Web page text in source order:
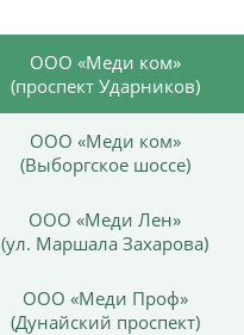
ООО «Меди ком»
(проспект Ударников)
ООО «Меди ком»
(Выборгское шоссе)
ООО «Меди Лен»
(ул. Маршала Захарова)
ООО «Меди Проф»
(Дунайский проспект)